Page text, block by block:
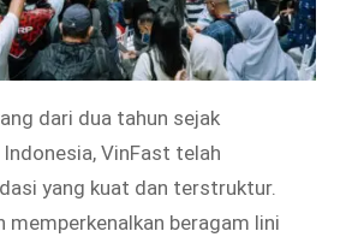
dari dua tahun sejak
VinFast telah
yang kuat dan terstruktur.
memperkenalkan beragam lini